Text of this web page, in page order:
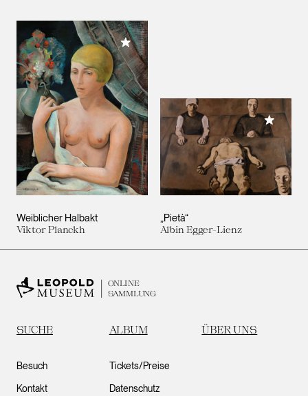
Weiblicher Halbakt
Viktor Planckh
Meiner Sammlung hinzufügen
„Pietà“
Albin Egger-Lienz
Meiner
ONLINE
SAMMLUNG
SUCHE ALBUM ÜBER UNS
Besuch
Kontakt
Tickets/Preise
Datenschutz